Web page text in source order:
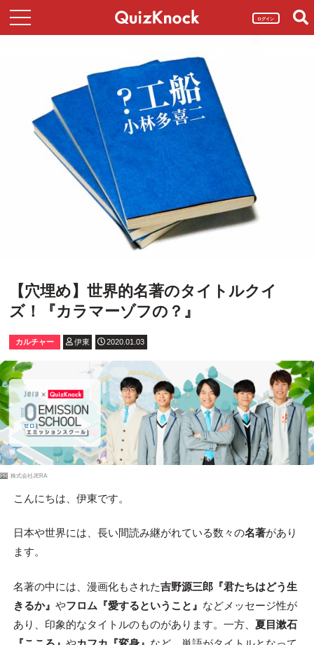
ログイン
【穴埋め】世界的名著のタイトルクイ
ズ！『カラマーゾフの？』
カルチャー 伊東 2020.01.03
PR 株式会社JERA
こんにちは、伊東です。
日本や世界には、長い間読み継がれている数々の名著があり
ます。
名著の中には、漫画化もされた吉野源三郎『君たちはどう生
きるか』 やフロム 『愛するということ』 などメッセージ性が
あり、印象的なタイトルのものがあります。一方、 夏目漱石